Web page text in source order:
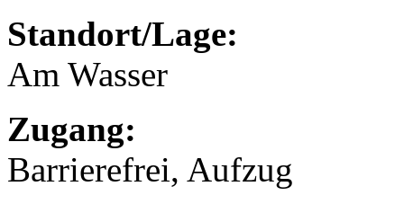
Standort/Lage:
Am Wasser
Zugang:
Barrierefrei, Aufzug